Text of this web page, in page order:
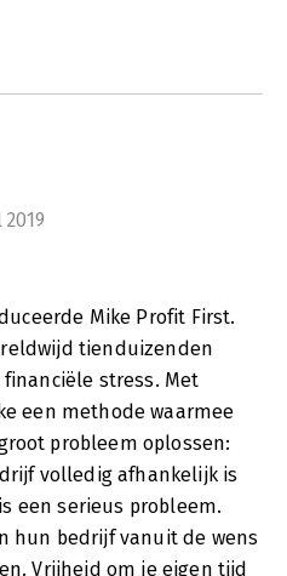
Mike Profit First.
tienduizenden
stress. Met
een methode waarmee
probleem oplossen:
volledig afhankelijk is
een serieus probleem.
hun bedrijf vanuit de wens
Vrijheid om je eigen tijd